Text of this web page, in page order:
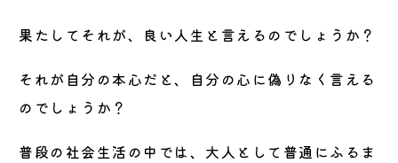
果たしてそれが、良い人生と言えるのでしょうか？
それが自分の本心だと、自分の心に偽りなく言える
のでしょうか？
普段の社会生活の中では、大人として普通にふるま